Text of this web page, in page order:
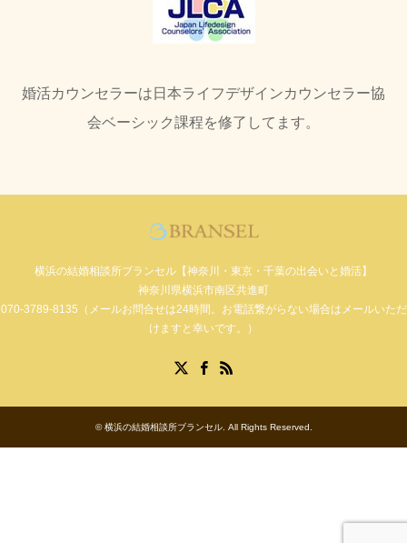
婚活カウンセラーは日本ライフデザインカウンセラー協
会ベーシック課程を修了してます。
横浜の結婚相談所ブランセル【神奈川・東京・千葉の出会いと婚活】
神奈川県横浜市南区共進町
070-3789-8135（メールお問合せは24時間。お電話繋がらない場合はメールいただ
けますと幸いです。）
©横浜の結婚相談所ブランセル. All Rights Reserved.